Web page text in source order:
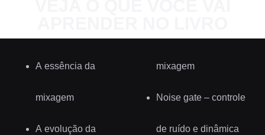
A essência da
mixagem
A evolução da
mixagem
Noise gate – controle
de ruído e dinâmica